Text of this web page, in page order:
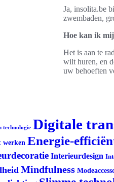
Ja, insolita.be
zwembaden,
Hoe kan ik
Het is aan te
wilt huren, en
uw behoeften
technologie Digitale
werken Energie-
Interieurdesign
Mindfulness